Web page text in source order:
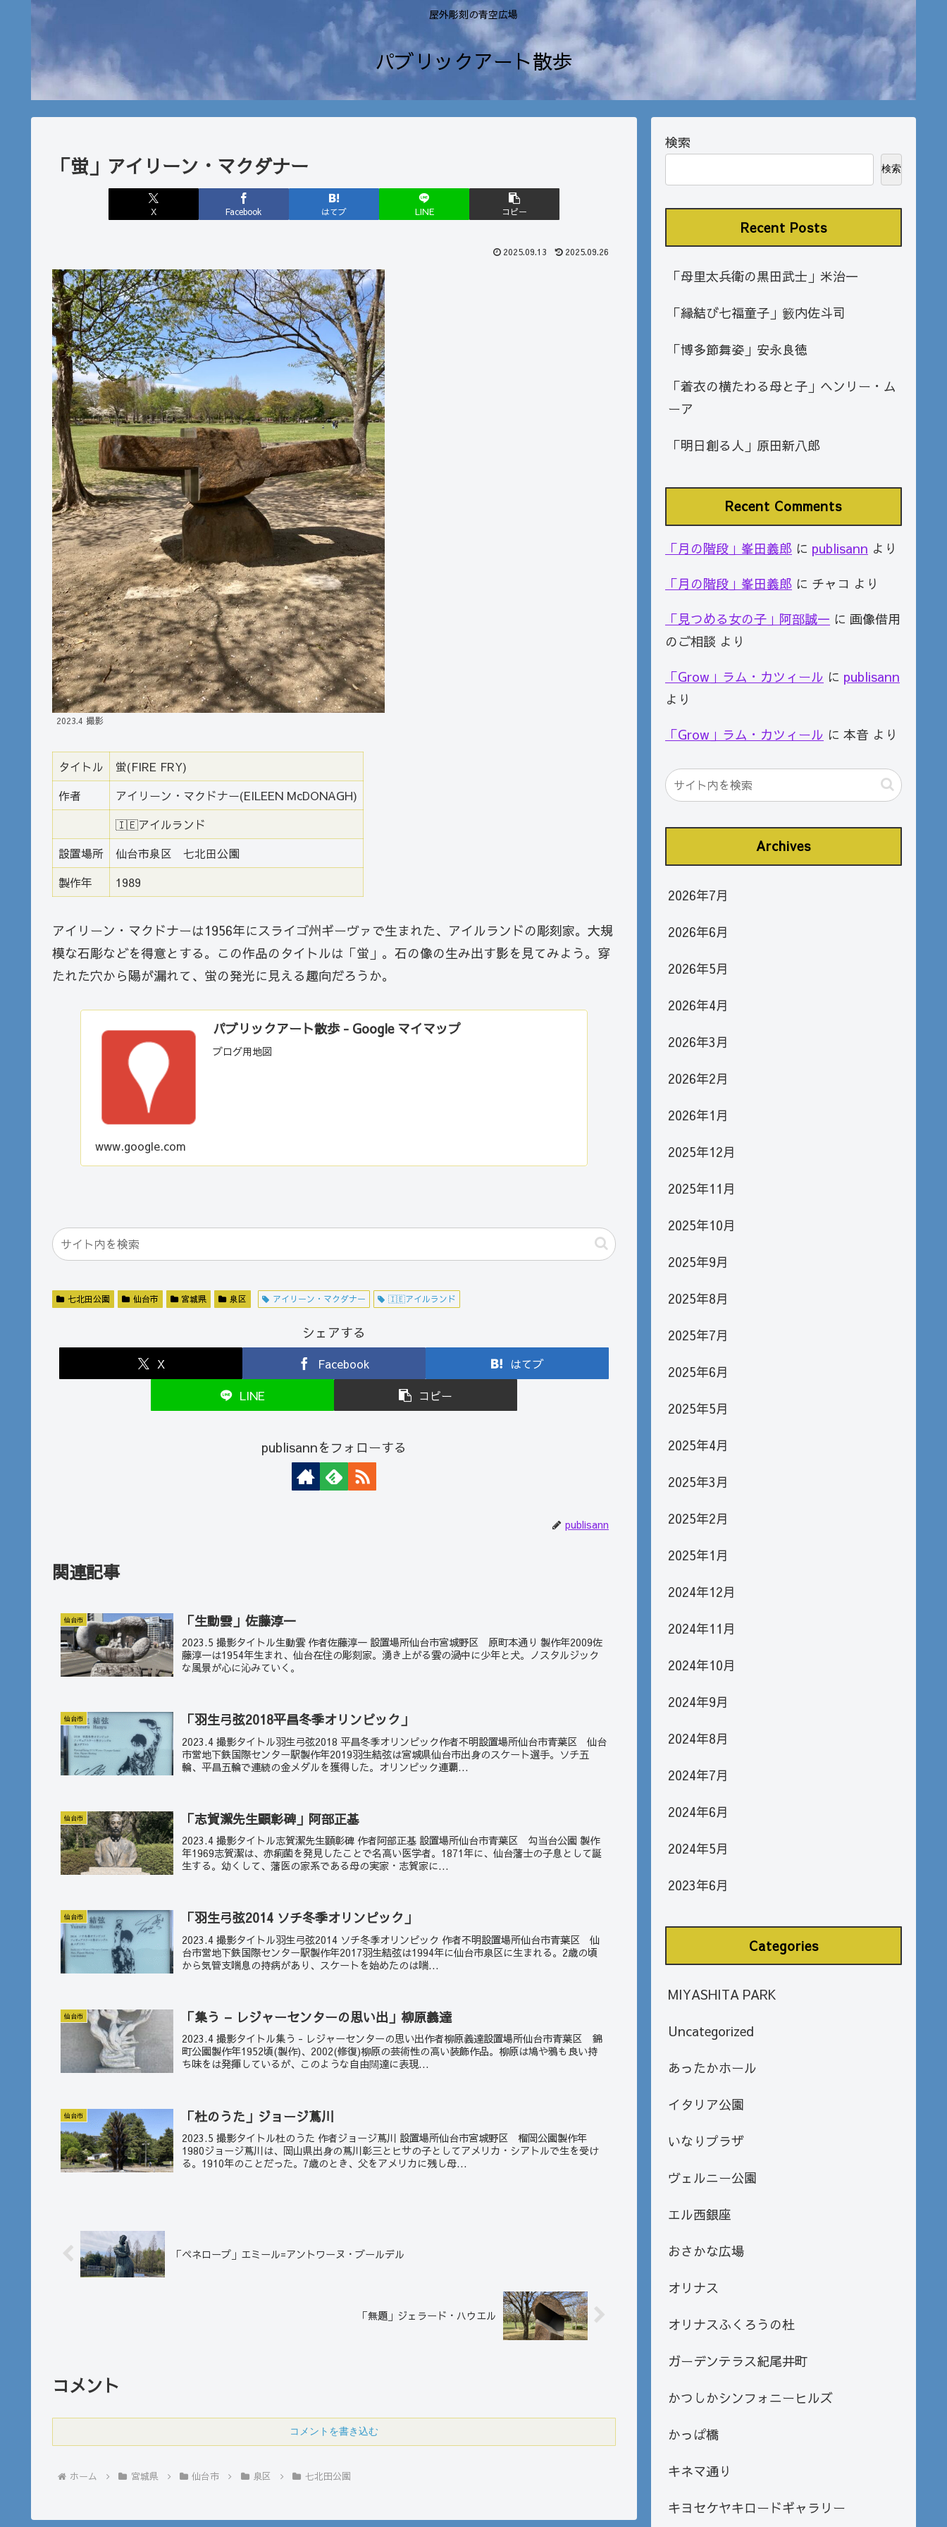
屋外彫刻の青空広場
パブリックアート散歩
「蛍」アイリーン・マクダナー
X Facebook はてブ LINE コピー
2025.09.13 2025.09.26
2023.4 撮影
タイトル
蛍(FIRE FRY)
作者
アイリーン・マクドナー(EILEEN McDONAGH)
🇮🇪アイルランド
設置場所
仙台市泉区 七北田公園
製作年
1989
アイリーン・マクドナーは1956年にスライゴ州ギーヴァで生まれた、アイルランドの彫刻家。大規
模な石彫などを得意とする。この作品のタイトルは「蛍」。石の像の生み出す影を見てみよう。穿
たれた穴から陽が漏れて、蛍の発光に見える趣向だろうか。
パブリックアート散歩 - Google マイマップ
ブログ用地図
www.google.com
七北田公園 仙台市 宮城県 泉区 アイリーン・マクダナー 🇮🇪アイルランド
シェアする
X Facebook はてブ
LINE コピー
publisannをフォローする
publisann
関連記事
仙台市 「生動雲」佐藤淳一
2023.5 撮影タイトル生動雲 作者佐藤淳一 設置場所仙台市宮城野区 原町本通り 製作年2009佐
藤淳一は1954年生まれ、仙台在住の彫刻家。湧き上がる雲の渦中に少年と犬。ノスタルジック
な風景が心に沁みていく。
仙台市 「羽生弓弦2018平昌冬季オリンピック」
2023.4 撮影タイトル羽生弓弦2018 平昌冬季オリンピック作者不明設置場所仙台市青葉区 仙台
市営地下鉄国際センター駅製作年2019羽生結弦は宮城県仙台市出身のスケート選手。ソチ五
輪、平昌五輪で連続の金メダルを獲得した。オリンピック連覇...
仙台市 「志賀潔先生顕彰碑」阿部正基
2023.4 撮影タイトル志賀潔先生顕彰碑 作者阿部正基 設置場所仙台市青葉区 勾当台公園 製作
年1969志賀潔は、赤痢菌を発見したことで名高い医学者。1871年に、仙台藩士の子息として誕
生する。幼くして、藩医の家系である母の実家・志賀家に...
仙台市 「羽生弓弦2014 ソチ冬季オリンピック」
2023.4 撮影タイトル羽生弓弦2014 ソチ冬季オリンピック 作者不明設置場所仙台市青葉区 仙
台市営地下鉄国際センター駅製作年2017羽生結弦は1994年に仙台市泉区に生まれる。2歳の頃
から気管支喘息の持病があり、スケートを始めたのは喘...
仙台市 「集う – レジャーセンターの思い出」柳原義達
2023.4 撮影タイトル集う - レジャーセンターの思い出作者柳原義達設置場所仙台市青葉区 錦
町公園製作年1952頃(製作)、2002(修復)柳原の芸術性の高い装飾作品。柳原は鳩や鴉も良い持
ち味をは発揮しているが、このような自由闊達に表現...
仙台市 「杜のうた」ジョージ蔦川
2023.5 撮影タイトル杜のうた 作者ジョージ蔦川 設置場所仙台市宮城野区 榴岡公園製作年
1980ジョージ蔦川は、岡山県出身の蔦川彰三とヒサの子としてアメリカ・シアトルで生を受け
る。1910年のことだった。7歳のとき、父をアメリカに残し母...
「ペネロープ」エミール=アントワーヌ・ブールデル
「無題」ジェラード・ハウエル
コメント
コメントを書き込む
ホーム 宮城県 仙台市 泉区 七北田公園
検索
検索
Recent Posts
「母里太兵衛の黒田武士」米治一
「縁結び七福童子」籔内佐斗司
「博多節舞姿」安永良徳
「着衣の横たわる母と子」ヘンリー・ム
ーア
「明日創る人」原田新八郎
Recent Comments
「月の階段」峯田義郎 に publisann より
「月の階段」峯田義郎 に チャコ より
「見つめる女の子」阿部誠一 に 画像借用
のご相談 より
「Grow」ラム・カツィール に publisann
より
「Grow」ラム・カツィール に 本音 より
Archives
2026年7月
2026年6月
2026年5月
2026年4月
2026年3月
2026年2月
2026年1月
2025年12月
2025年11月
2025年10月
2025年9月
2025年8月
2025年7月
2025年6月
2025年5月
2025年4月
2025年3月
2025年2月
2025年1月
2024年12月
2024年11月
2024年10月
2024年9月
2024年8月
2024年7月
2024年6月
2024年5月
2023年6月
Categories
MIYASHITA PARK
Uncategorized
あったかホール
イタリア公園
いなりプラザ
ヴェルニー公園
エル西銀座
おさかな広場
オリナス
オリナスふくろうの杜
ガーデンテラス紀尾井町
かつしかシンフォニーヒルズ
かっぱ橋
キネマ通り
キヨセケヤキロードギャラリー